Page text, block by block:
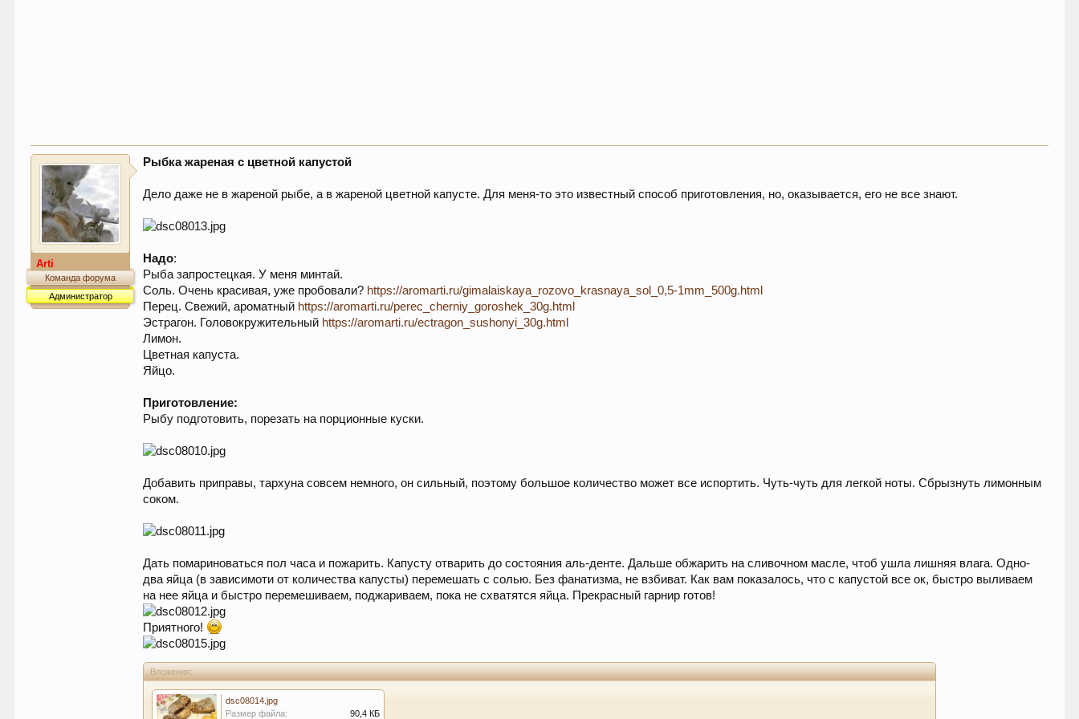
Arti
Команда форума
Администратор
Рыбка жареная с цветной капустой
Дело даже не в жареной рыбе, а в жареной цветной капусте. Для меня-то это известный способ приготовления, но, оказывается, его не все знают.
Надо:
Рыба запростецкая. У меня минтай.
Соль. Очень красивая, уже пробовали? https://aromarti.ru/gimalaiskaya_rozovo_krasnaya_sol_0,5-1mm_500g.html
Перец. Свежий, ароматный https://aromarti.ru/perec_cherniy_goroshek_30g.html
Эстрагон. Головокружительный https://aromarti.ru/ectragon_sushonyi_30g.html
Лимон.
Цветная капуста.
Яйцо.
Приготовление:
Рыбу подготовить, порезать на порционные куски.
Добавить приправы, тархуна совсем немного, он сильный, поэтому большое количество может все испортить. Чуть-чуть для легкой ноты. Сбрызнуть лимонным
соком.
Дать помариноваться пол часа и пожарить. Капусту отварить до состояния аль-денте. Дальше обжарить на сливочном масле, чтоб ушла лишняя влага. Одно-
два яйца (в зависимоти от количества капусты) перемешать с солью. Без фанатизма, не взбиват. Как вам показалось, что с капустой все ок, быстро выливаем
на нее яйца и быстро перемешиваем, поджариваем, пока не схватятся яйца. Прекрасный гарнир готов!
Приятного!
Вложения:
dsc08014.jpg
Размер файла:
90,4 КБ